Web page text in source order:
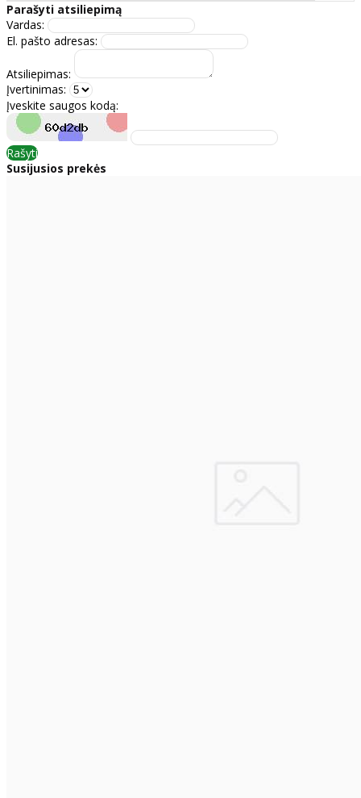
Parašyti atsiliepimą
Vardas:
El. pašto adresas:
Atsiliepimas:
Įvertinimas:
Įveskite saugos kodą:
Rašyti
Susijusios prekės